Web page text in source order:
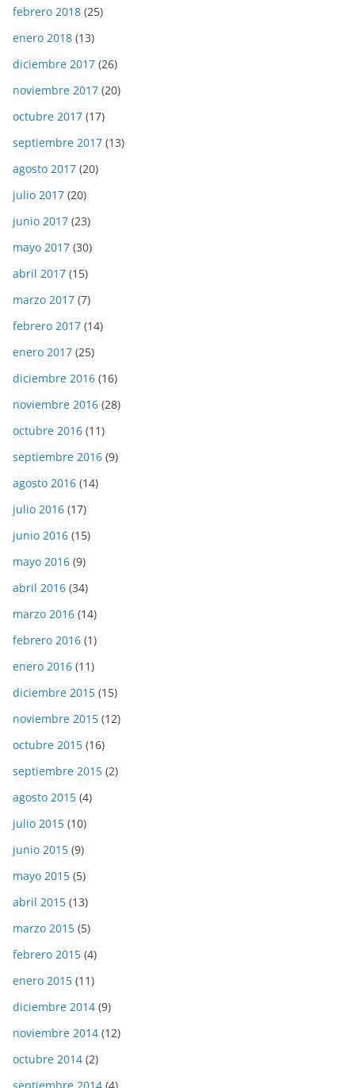
febrero 2018 (25)
enero 2018 (13)
diciembre 2017 (26)
noviembre 2017 (20)
octubre 2017 (17)
septiembre 2017 (13)
agosto 2017 (20)
julio 2017 (20)
junio 2017 (23)
mayo 2017 (30)
abril 2017 (15)
marzo 2017 (7)
febrero 2017 (14)
enero 2017 (25)
diciembre 2016 (16)
noviembre 2016 (28)
octubre 2016 (11)
septiembre 2016 (9)
agosto 2016 (14)
julio 2016 (17)
junio 2016 (15)
mayo 2016 (9)
abril 2016 (34)
marzo 2016 (14)
febrero 2016 (1)
enero 2016 (11)
diciembre 2015 (15)
noviembre 2015 (12)
octubre 2015 (16)
septiembre 2015 (2)
agosto 2015 (4)
julio 2015 (10)
junio 2015 (9)
mayo 2015 (5)
abril 2015 (13)
marzo 2015 (5)
febrero 2015 (4)
enero 2015 (11)
diciembre 2014 (9)
noviembre 2014 (12)
octubre 2014 (2)